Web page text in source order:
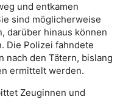
und entkamen
sind möglicherweise
darüber hinaus können
Die Polizei fahndete
nach den Tätern, bislang
ermittelt werden.
Zeuginnen und